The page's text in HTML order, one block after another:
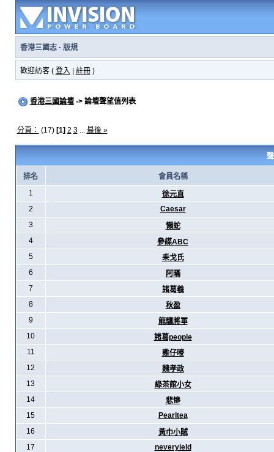
香港三國志· 版規
歡迎訪客 ( 登入 註冊)
香港三國論壇-> 論壇聲望值列表
分頁： (17) [1] 2 3... 最後 »
排名
會員名稱
1
徐元直
2
Caesar
3
懶蛇
4
參謀ABC
5
耒戈氏
6
阿暪
7
諸葛羲
8
秋盈
9
龍驤將軍
10
諸葛people
11
雞仔嘜
12
魏孝政
13
綠茶館小女
14
悲慘
15
Pearltea
16
黃巾小賊
17
neveryield